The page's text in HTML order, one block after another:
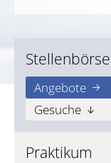
Stellenbörse
Angebote
Gesuche
Praktikum